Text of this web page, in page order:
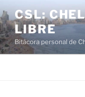
al
contenido
CSL:
LIBRE
Bitácora personal de